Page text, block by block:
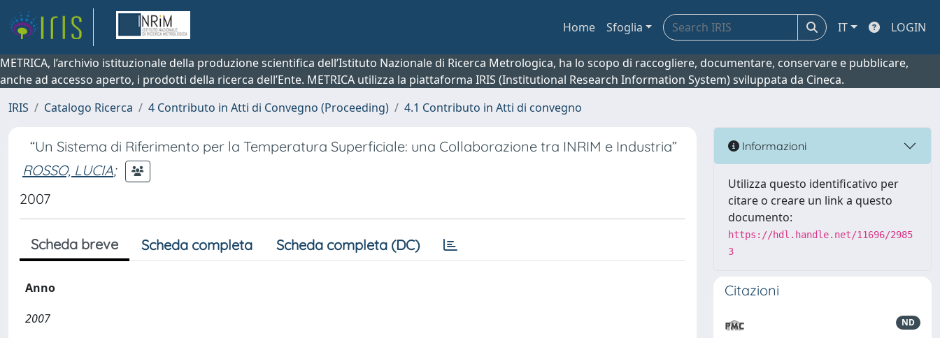
Home Sfoglia IT LOGIN
METRICA, l’archivio istituzionale della produzione scientifica dell’Istituto Nazionale di Ricerca Metrologica, ha lo scopo di raccogliere, documentare, conservare e pubblicare,
anche ad accesso aperto, i prodotti della ricerca dell’Ente. METRICA utilizza la piattaforma IRIS (Institutional Research Information System) sviluppata da Cineca.
IRIS
Catalogo Ricerca 4 Contributo in Atti di Convegno (Proceeding) 4.1 Contributo in Atti di convegno
“Un Sistema di Riferimento per la Temperatura Superficiale: una Collaborazione tra INRIM e Industria”
ROSSO, LUCIA;
2007
Scheda breve Scheda completa Scheda completa (DC)
Anno
2007
Informazioni
Utilizza questo identificativo per
citare o creare un link a questo
documento:
https://hdl.handle.net/11696/2985
3
Citazioni
ND